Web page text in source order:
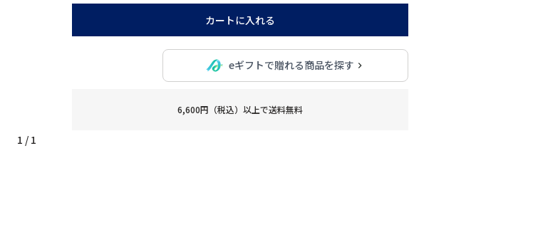
1 / 1
カートに入れる
eギフトで贈れる商品を探す
6,600円（税込）以上で送料無料